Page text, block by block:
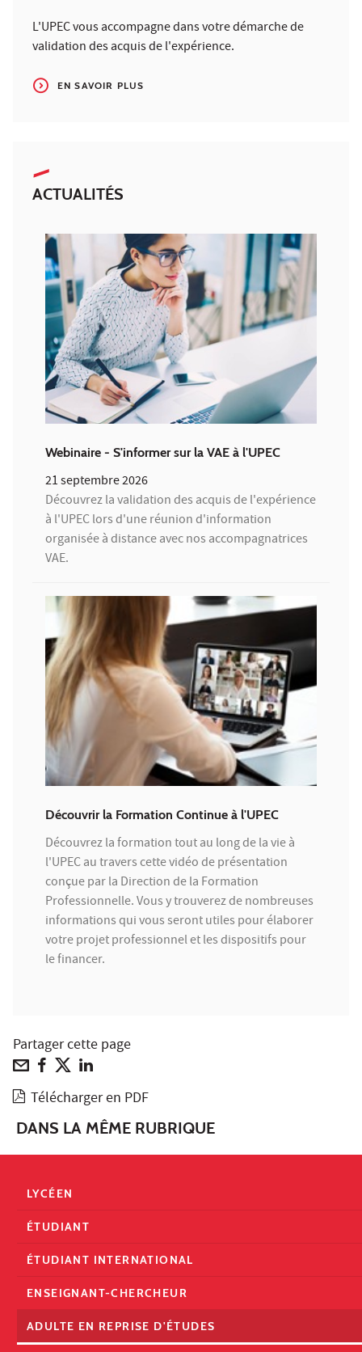
L'UPEC vous accompagne dans votre démarche de
validation des acquis de l'expérience.
EN SAVOIR PLUS
ACTUALITÉS
Webinaire - S'informer sur la VAE à l'UPEC
21 septembre 2026
Découvrez la validation des acquis de l'expérience
à l'UPEC lors d'une réunion d'information
organisée à distance avec nos accompagnatrices
VAE.
Découvrir la Formation Continue à l'UPEC
Découvrez la formation tout au long de la vie à
l'UPEC au travers cette vidéo de présentation
conçue par la Direction de la Formation
Professionnelle. Vous y trouverez de nombreuses
informations qui vous seront utiles pour élaborer
votre projet professionnel et les dispositifs pour
le financer.
Partager cette page
Télécharger en PDF
DANS LA MÊME RUBRIQUE
LYCÉEN
ÉTUDIANT
ÉTUDIANT INTERNATIONAL
ENSEIGNANT-CHERCHEUR
ADULTE EN REPRISE D'ÉTUDES